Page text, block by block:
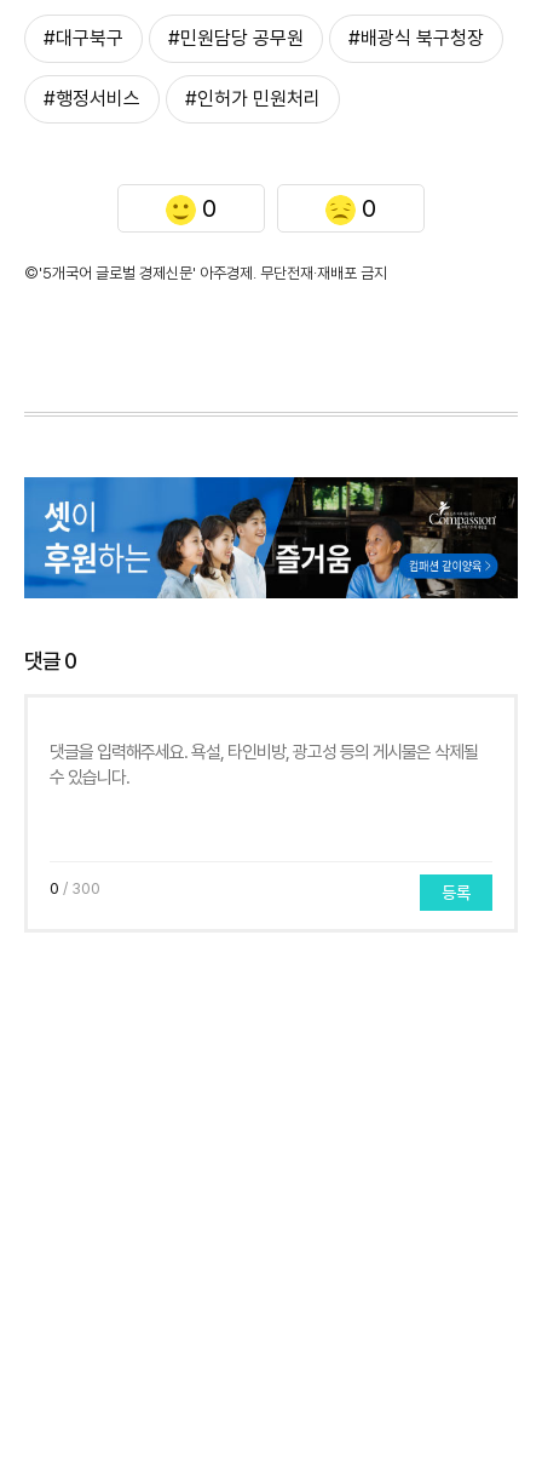
#대구북구 #민원담당 공무원 #배광식 북구청장
#행정서비스 #인허가 민원처리
0 0
©'5개국어 글로벌 경제신문' 아주경제. 무단전재·재배포 금지
댓글0
0 / 300 등록